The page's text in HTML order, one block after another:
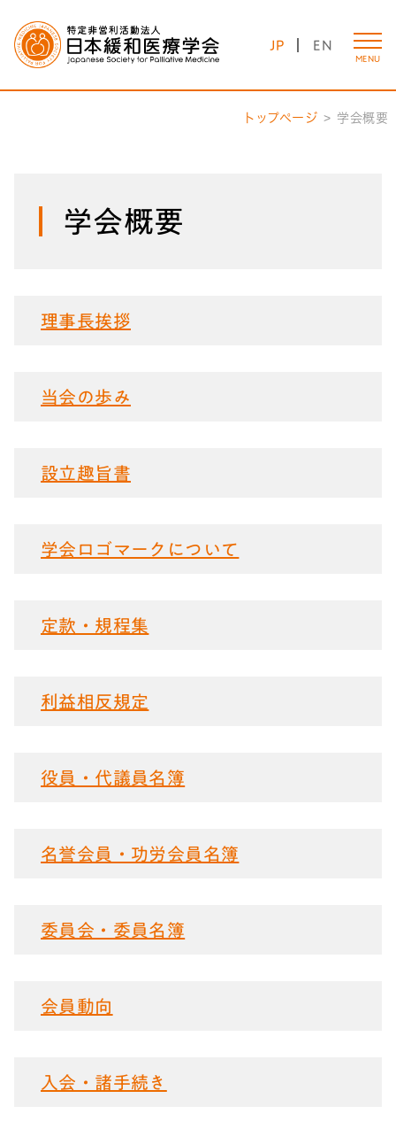
JP EN
MENU
トップページ 学会概要
学会概要
理事長挨拶
当会の歩み
設立趣旨書
学会ロゴマークについて
定款・規程集
利益相反規定
役員・代議員名簿
名誉会員・功労会員名簿
委員会・委員名簿
会員動向
入会・諸手続き